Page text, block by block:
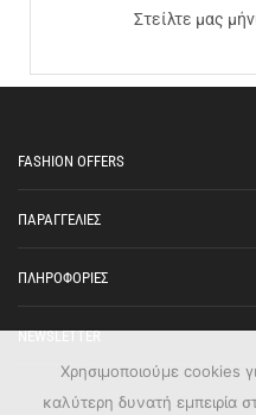
Στείλτε μας
FASHION OFFERS
ΠΑΡΑΓΓΕΛΙΕΣ
ΠΛΗΡΟΦΟΡΙΕΣ
NEWSLETTER
Χρησιμοποιούμε cookies
καλύτερη δυνατή εμπειρία